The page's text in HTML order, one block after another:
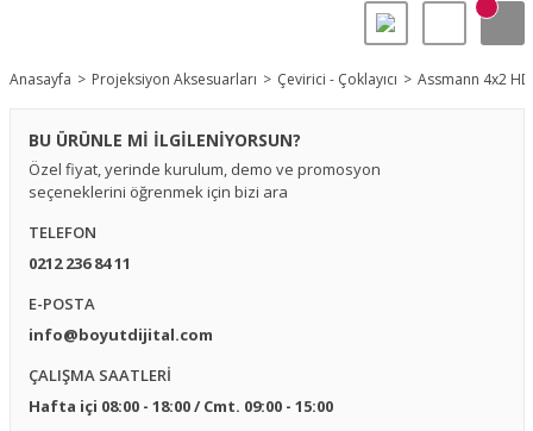
Anasayfa Projeksiyon Aksesuarları Çevirici - Çoklayıcı Assmann 4x2
BU ÜRÜNLE Mİ İLGİLENİYORSUN?
Özel fiyat, yerinde kurulum, demo ve promosyon
seçeneklerini öğrenmek için bizi ara
TELEFON
0212 236 84 11
E-POSTA
info@boyutdijital.com
ÇALIŞMA SAATLERİ
Hafta içi 08:00 - 18:00 / Cmt. 09:00 - 15:00